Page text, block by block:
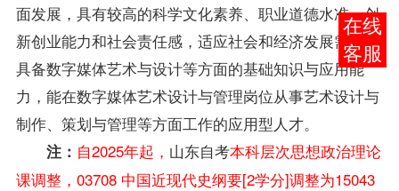
面发展，具有较高的科学文化素养、职业道德水准、创
新创业能力和社会责任感，适应社会和经济发展需要，
具备数字媒体艺术与设计等方面的基础知识与应用能
力，能在数字媒体艺术设计与管理岗位从事艺术设计与
制作、策划与管理等方面工作的应用型人才。
注： 自2025年起， 山东自考本科层次思想政治理论
课调整，03708 中国近现代史纲要[2学分]调整为15043
在线
客服